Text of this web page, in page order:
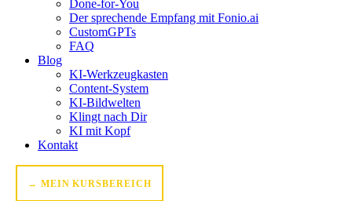
Done-for-You
Der sprechende Empfang mit Fonio.ai
CustomGPTs
FAQ
Blog
KI-Werkzeugkasten
Content-System
KI-Bildwelten
Klingt nach Dir
KI mit Kopf
Kontakt
→ MEIN KURSBEREICH